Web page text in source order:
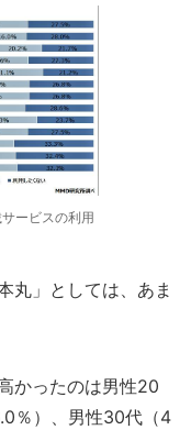
ービスの利用
丸」としては、あま
かったのは男性20
％）、男性30代（4